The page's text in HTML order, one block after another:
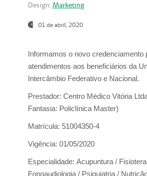
Design: Marketing
01 de abril, 2020
Informamos o novo credenciamento
atendimentos aos beneficiários da
Intercâmbio Federativo e Nacional.
Prestador: Centro Médico Vitória
Fantasia: Policlínica Master)
Matrícula: 51004350-4
Vigência: 01/05/2020
Especialidade: Acupuntura /
Fonoaudiologia / Psiquiatria /